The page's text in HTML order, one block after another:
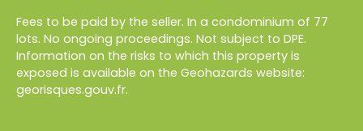
Fees to be paid by the seller. In a condominium of 77
lots. No ongoing proceedings. Not subject to DPE.
Information on the risks to which this property is
exposed is available on the Geohazards website:
georisques.gouv.fr.